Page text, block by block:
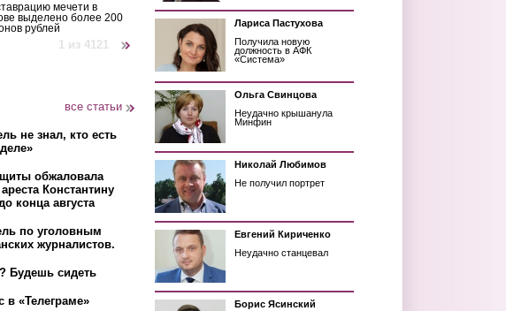
мечети в
выделено более 200
рублей
1 из 4121
все статьи
не знал, кто есть
обжаловала
Константину
конца августа
по уголовным
журналистов.
Будешь сидеть
в «Телеграме»
Лариса Пастухова
Получила новую
должность в АФК
«Система»
Ольга Свинцова
Неудачно крышанула
Минфин
Николай Любимов
Не получил портрет
Евгений Кириченко
Неудачно станцевал
Борис Ясинский